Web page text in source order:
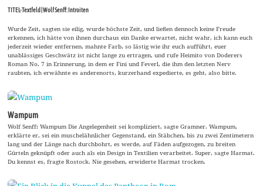
TITEL-Textfeld | Wolf Senff: Introiten
Wurde Zeit, sagten sie eilig, wurde höchste Zeit, und ließen dennoch keine Freude
erkennen, ich hätte von ihnen durchaus ein Danke erwartet, nicht wahr, ich kann euch
jederzeit wieder entfernen, mahnte Farb, so lästig wie ihr euch aufführt, euer
unablässiges Geschwätz ist nicht lange zu ertragen, und rufe Heimito von Doderers
Roman No. 7 in Erinnerung, in dem er Fini und Feverl, die ihm den letzten Nerv
raubten, ich erwähnte es anderenorts, kurzerhand expedierte, es geht, also bitte.
Wampum
Wolf Senff: Wampum Die Angelegenheit sei kompliziert, sagte Gramner. Wampum,
erklärte er, sei ein muschelähnlicher Gegenstand, ein Stäbchen, bis zu zwei Zentimetern
lang und der Länge nach durchbohrt, es werde, auf Fäden aufgezogen, zu breiten
Gürteln geknüpft oder auch als ein Design in Textilien verarbeitet. Super, sagte Harmat.
Du kennst es, fragte Rostock. Nie gesehen, erwiderte Harmat trocken.